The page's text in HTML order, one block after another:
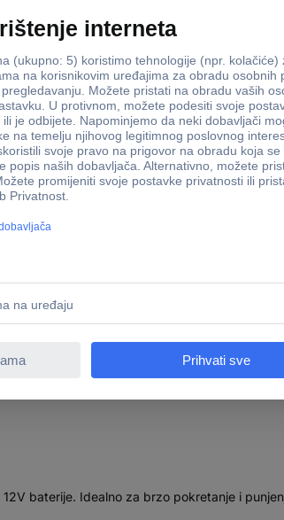
Boost X 12V 1250A GBX45 Struja
GBX45 Boost X 12V 1250A GBX45
baterije. Idealno za brzo pokretanje i